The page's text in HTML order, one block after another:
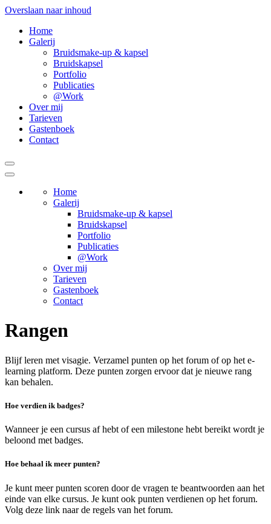
Overslaan naar inhoud
Home
Galerij
Bruidsmake-up & kapsel
Bruidskapsel
Portfolio
Publicaties
@Work
Over mij
Tarieven
Gastenboek
Contact
Home
Galerij
Bruidsmake-up & kapsel
Bruidskapsel
Portfolio
Publicaties
@Work
Over mij
Tarieven
Gastenboek
Contact
Rangen
Blijf leren met visagie. Verzamel punten op het forum of op het e-
learning platform. Deze punten zorgen ervoor dat je nieuwe rang
kan behalen.
Hoe verdien ik badges?
Wanneer je een cursus af hebt of een milestone hebt bereikt wordt je
beloond met badges.
Hoe behaal ik meer punten?
Je kunt meer punten scoren door de vragen te beantwoorden aan het
einde van elke cursus. Je kunt ook punten verdienen op het forum.
Volg deze link naar de regels van het forum.